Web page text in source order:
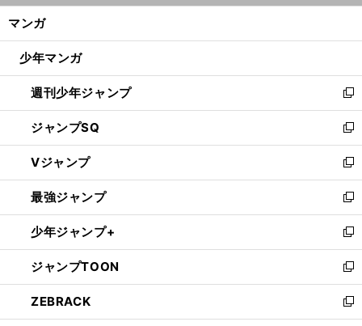
ン
ウ
開
く
マンガ
少年マンガ
週刊少年ジャンプ
新
し
い
ウ
ィ
ン
ド
ウ
で
開
く
ジャンプSQ
新
し
い
ウ
ィ
ン
ド
ウ
で
開
く
Vジャンプ
新
し
い
ウ
ィ
ン
ド
ウ
で
開
最強ジャンプ
新
し
い
ウ
ィ
ン
ド
ウ
少年ジャンプ+
新
し
い
ウ
ィ
ン
ジャンプTOON
新
し
い
ウ
ZEBRACK
新
し